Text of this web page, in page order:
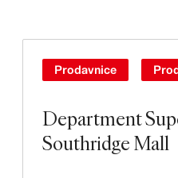
Department
Southridge Mall
Prodavnice